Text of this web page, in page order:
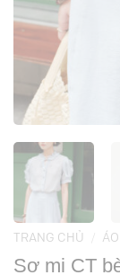
TRANG CHỦ ÁO
Sơ mi CT